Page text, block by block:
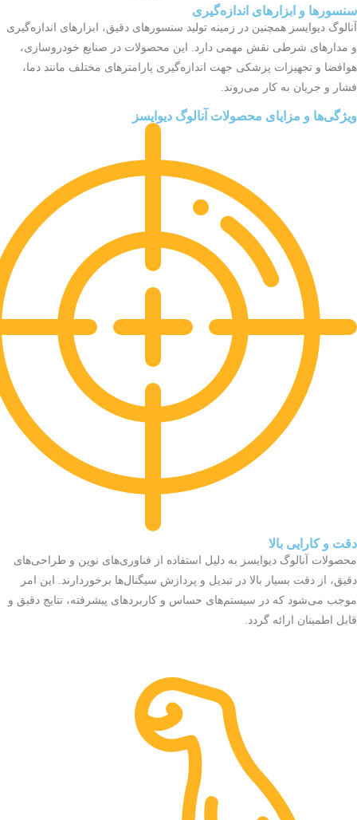
سنسورها و ابزارهای اندازه‌گیری
آنالوگ دیوایسز همچنین در زمینه تولید سنسورهای دقیق، ابزارهای اندازه‌گیری
و مدارهای شرطی نقش مهمی دارد. این محصولات در صنایع خودروسازی،
هوافضا و تجهیزات پزشکی جهت اندازه‌گیری پارامترهای مختلف مانند دما،
فشار و جریان به کار می‌روند.
ویژگی‌ها و مزایای محصولات آنالوگ دیوایسز
دقت و کارایی بالا
محصولات آنالوگ دیوایسز به دلیل استفاده از فناوری‌های نوین و طراحی‌های
دقیق، از دقت بسیار بالا در تبدیل و پردازش سیگنال‌ها برخوردارند. این امر
موجب می‌شود که در سیستم‌های حساس و کاربردهای پیشرفته، نتایج دقیق و
قابل اطمینان ارائه گردد.